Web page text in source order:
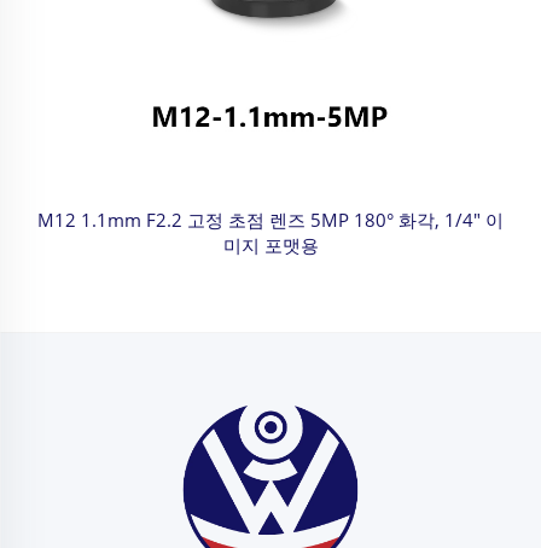
M12 1.1mm F2.2 고정 초점 렌즈 5MP 180° 화각, 1/4" 이
미지 포맷용